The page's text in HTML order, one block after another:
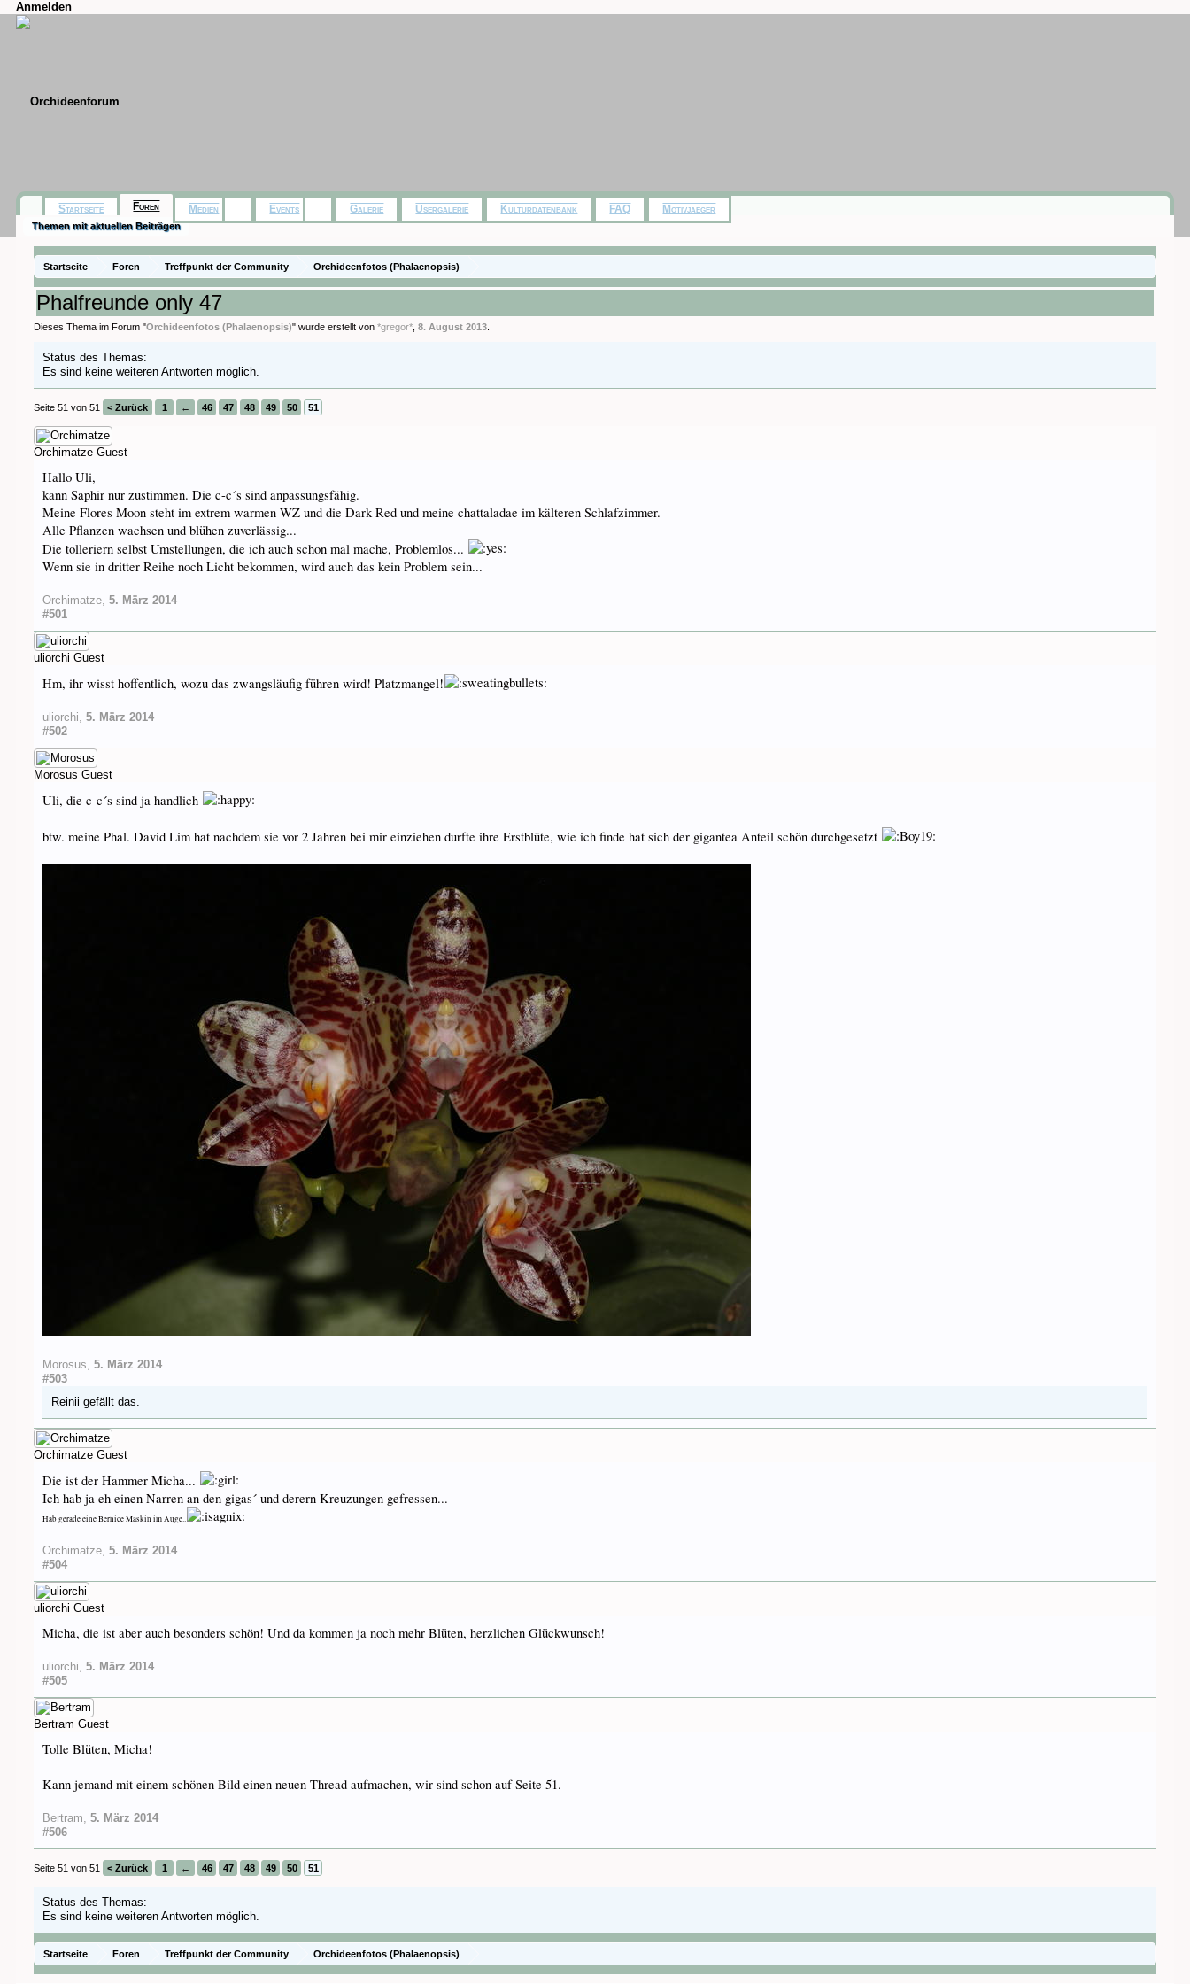
Anmelden
Startseite Foren Treffpunkt der Community Orchideenfotos (Phalaenopsis)
Phalfreunde only 47
Dieses Thema im Forum "Orchideenfotos (Phalaenopsis)" wurde erstellt von*gregor* ,8. August 2013
Status des Themas:
Es sind keine weiteren Antworten möglich.
Seite 51 von 51 < Zurück 1 ← 46 47 48 49 50 51
Orchimatze Guest
Hallo Uli,
kann Saphir nur zustimmen. Die c-c´s sind anpassungsfähig.
Meine Flores Moon steht im extrem warmen WZ und die Dark Red und meine chattaladae im kälteren Schlafzimmer.
Alle Pflanzen wachsen und blühen zuverlässig...
Die tolleriern selbst Umstellungen, die ich auch schon mal mache, Problemlos...
Wenn sie in dritter Reihe noch Licht bekommen, wird auch das kein Problem sein...
Orchimatze, 5. März 2014
#501
uliorchi Guest
Hm, ihr wisst hoffentlich, wozu das zwangsläufig führen wird! Platzmangel!
uliorchi, 5. März 2014
#502
Morosus Guest
Uli, die c-c´s sind ja handlich
btw. meine Phal. David Lim hat nachdem sie vor 2 Jahren bei mir einziehen durfte ihre Erstblüte, wie ich finde hat sich der gigantea Anteil schön durchgesetzt
Morosus, 5. März 2014
#503
Reinii gefällt das.
Orchimatze Guest
Die ist der Hammer Micha...
Ich hab ja eh einen Narren an den gigas´ und derern Kreuzungen gefressen...
Hab gerade eine Bernice Maskin im Auge..
Orchimatze, 5. März 2014
#504
uliorchi Guest
Micha, die ist aber auch besonders schön! Und da kommen ja noch mehr Blüten, herzlichen Glückwunsch!
uliorchi, 5. März 2014
#505
Bertram Guest
Tolle Blüten, Micha!
Kann jemand mit einem schönen Bild einen neuen Thread aufmachen, wir sind schon auf Seite 51.
Bertram, 5. März 2014
#506
Seite 51 von 51 < Zurück 1 ← 46 47 48 49 50 51
Status des Themas:
Es sind keine weiteren Antworten möglich.
Startseite Foren Treffpunkt der Community Orchideenfotos (Phalaenopsis)
Startseite Foren
Themen mit aktuellen Beiträgen
Medien Events Galerie Usergalerie Kulturdatenbank FAQ Motivjaeger